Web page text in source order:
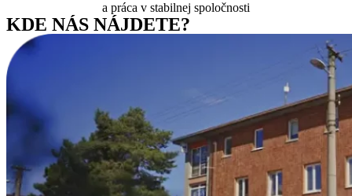
a práca v stabilnej spoločnosti
KDE NÁS NÁJDETE?